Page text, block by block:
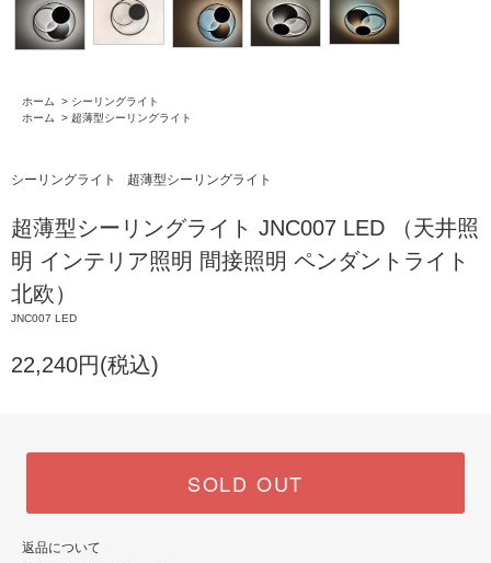
ホーム > シーリングライト
ホーム
> 超薄型シーリングライト
シーリングライト 超薄型シーリングライト
超薄型シーリングライト JNC007 LED （天井照
明 インテリア照明 間接照明 ペンダントライト
北欧）
JNC007 LED
22,240円(税込)
SOLD OUT
返品について